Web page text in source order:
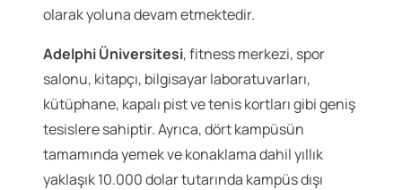
olarak yoluna devam etmektedir.
Adelphi Üniversitesi, fitness merkezi, spor
salonu, kitapçı, bilgisayar laboratuvarları,
kütüphane, kapalı pist ve tenis kortları gibi geniş
tesislere sahiptir. Ayrıca, dört kampüsün
tamamında yemek ve konaklama dahil yıllık
yaklaşık 10.000 dolar tutarında kampüs dışı